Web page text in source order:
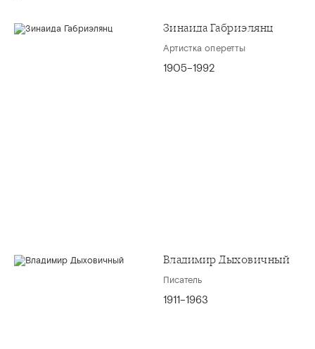
Зинаида Габриэлянц
Артистка оперетты
1905–1992
Владимир Дыховичный
Писатель
1911–1963